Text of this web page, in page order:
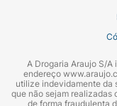
A Drogaria Araujo S/
endereço
utilize indevidamente da
que não sejam realizadas
de forma fraudulenta